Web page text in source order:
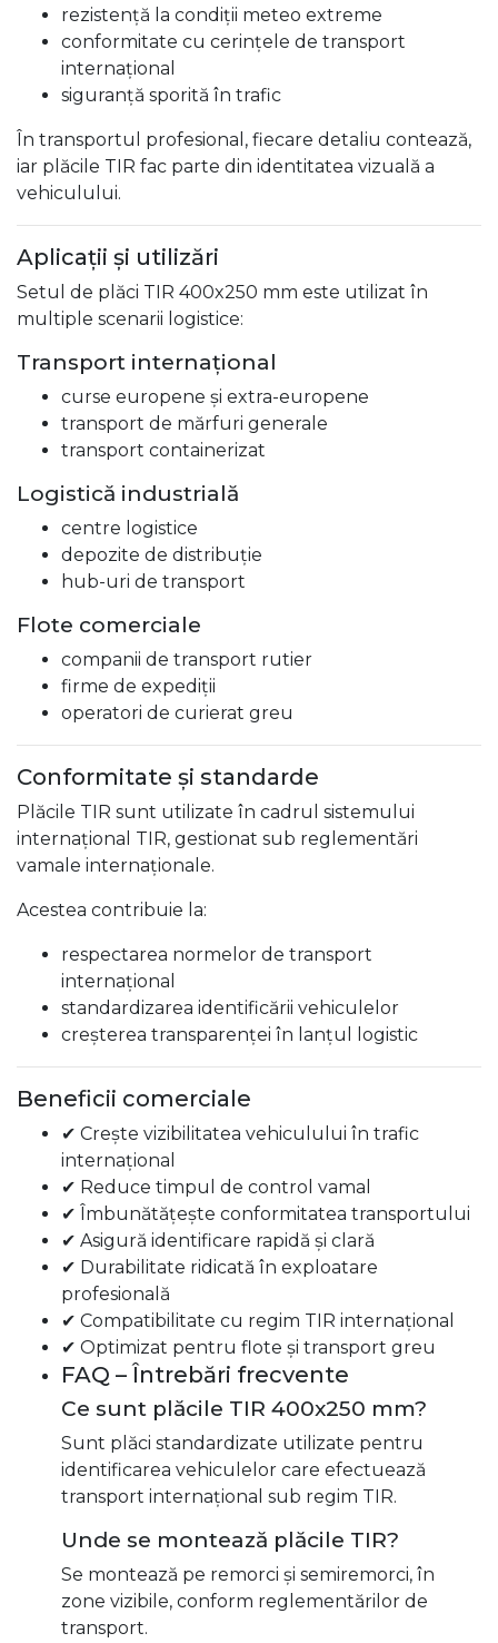
rezistență la condiții meteo extreme
conformitate cu cerințele de transport
internațional
siguranță sporită în trafic
În transportul profesional, fiecare detaliu contează,
iar plăcile TIR fac parte din identitatea vizuală a
vehiculului.
Aplicații și utilizări
Setul de plăci TIR 400x250 mm este utilizat în
multiple scenarii logistice:
Transport internațional
curse europene și extra-europene
transport de mărfuri generale
transport containerizat
Logistică industrială
centre logistice
depozite de distribuție
hub-uri de transport
Flote comerciale
companii de transport rutier
firme de expediții
operatori de curierat greu
Conformitate și standarde
Plăcile TIR sunt utilizate în cadrul sistemului
internațional TIR, gestionat sub reglementări
vamale internaționale.
Acestea contribuie la:
respectarea normelor de transport
internațional
standardizarea identificării vehiculelor
creșterea transparenței în lanțul logistic
Beneficii comerciale
✔ Crește vizibilitatea vehiculului în trafic
internațional
✔ Reduce timpul de control vamal
✔ Îmbunătățește conformitatea transportului
✔ Asigură identificare rapidă și clară
✔ Durabilitate ridicată în exploatare
profesională
✔ Compatibilitate cu regim TIR internațional
✔ Optimizat pentru flote și transport greu
FAQ – Întrebări frecvente
Ce sunt plăcile TIR 400x250 mm?
Sunt plăci standardizate utilizate pentru
identificarea vehiculelor care efectuează
transport internațional sub regim TIR.
Unde se montează plăcile TIR?
Se montează pe remorci și semiremorci, în
zone vizibile, conform reglementărilor de
transport.